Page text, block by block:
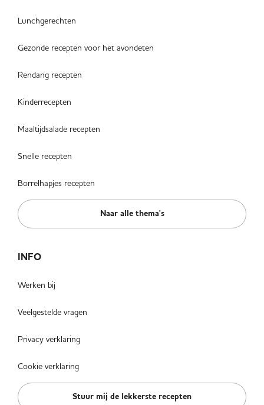
Lunchgerechten
Gezonde recepten voor het avondeten
Rendang recepten
Kinderrecepten
Maaltijdsalade recepten
Snelle recepten
Borrelhapjes recepten
Naar alle thema's
INFO
Werken bij
Veelgestelde vragen
Privacy verklaring
Cookie verklaring
Stuur mij de lekkerste recepten